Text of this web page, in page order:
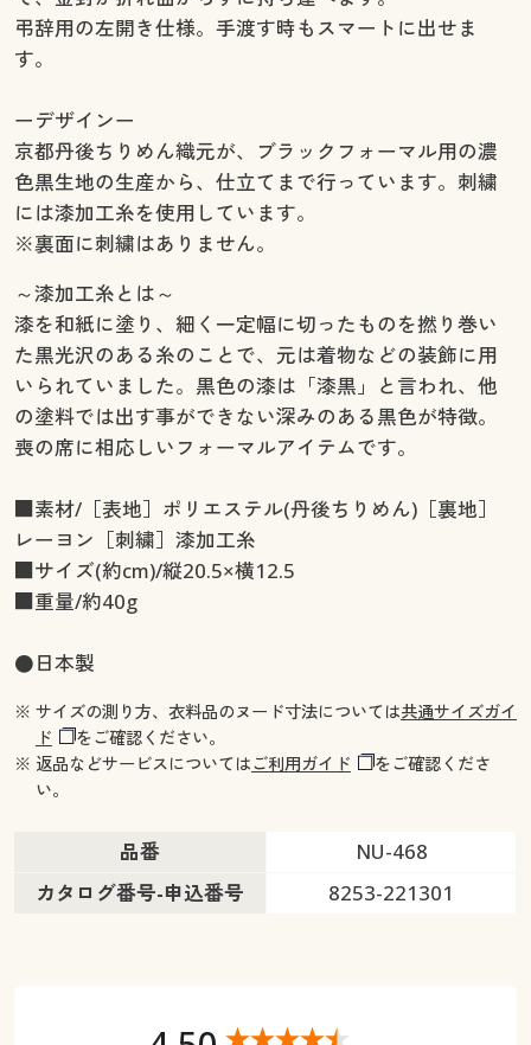
弔辞用の左開き仕様。手渡す時もスマートに出せま
す。
ーデザインー
京都丹後ちりめん織元が、ブラックフォーマル用の濃
色黒生地の生産から、仕立てまで行っています。刺繍
には漆加工糸を使用しています。
※裏面に刺繍はありません。
～漆加工糸とは～
漆を和紙に塗り、細く一定幅に切ったものを撚り巻い
た黒光沢のある糸のことで、元は着物などの装飾に用
いられていました。黒色の漆は「漆黒」と言われ、他
の塗料では出す事ができない深みのある黒色が特徴。
喪の席に相応しいフォーマルアイテムです。
■素材/［表地］ポリエステル(丹後ちりめん)［裏地］
レーヨン［刺繍］漆加工糸
■サイズ(約cm)/縦20.5×横12.5
■重量/約40g
●日本製
※ サイズの測り方、衣料品のヌード寸法については共通サイズガイ
ド
をご確認ください。
※ 返品などサービスについてはご利用ガイド
をご確認くださ
い。
品番
NU-468
カタログ番号-申込番号
8253-221301